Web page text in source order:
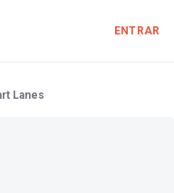
ENTRAR
Lanes